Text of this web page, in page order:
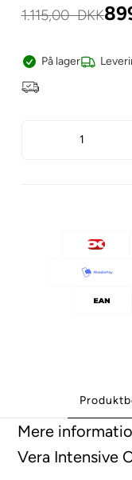
1.115,00DKK
På lager
Mere
Vera Intensive